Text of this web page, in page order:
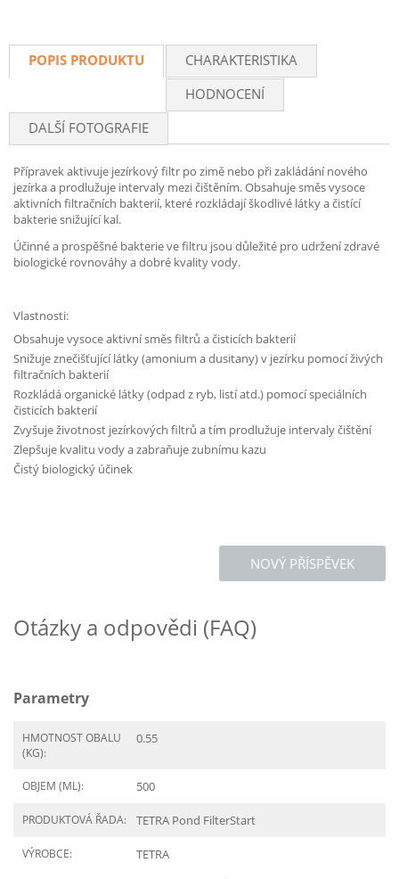
POPIS PRODUKTU
CHARAKTERISTIKA
HODNOCENÍ
DALŠÍ FOTOGRAFIE
Přípravek aktivuje jezírkový filtr po zimě nebo při zakládání nového
jezírka a prodlužuje intervaly mezi čištěním. Obsahuje směs vysoce
aktivních filtračních bakterií, které rozkládají škodlivé látky a čistící
bakterie snižující kal.
Účinné a prospěšné bakterie ve filtru jsou důležité pro udržení zdravé
biologické rovnováhy a dobré kvality vody.
Vlastnosti:
Obsahuje vysoce aktivní směs filtrů a čisticích bakterií
Snižuje znečišťující látky (amonium a dusitany) v jezírku pomocí živých
filtračních bakterií
Rozkládá organické látky (odpad z ryb, listí atd.) pomocí speciálních
čisticích bakterií
Zvyšuje životnost jezírkových filtrů a tím prodlužuje intervaly čištění
Zlepšuje kvalitu vody a zabraňuje zubnímu kazu
Čistý biologický účinek
NOVÝ PŘÍSPĚVEK
Otázky a odpovědi (FAQ)
Parametry
HMOTNOST OBALU
(KG):
0.55
OBJEM (ML): 500
PRODUKTOVÁ ŘADA: TETRA Pond FilterStart
VÝROBCE: TETRA